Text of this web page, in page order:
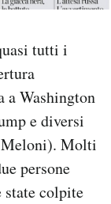
tutti i
a Washington
e diversi
Molti
persone
state colpite